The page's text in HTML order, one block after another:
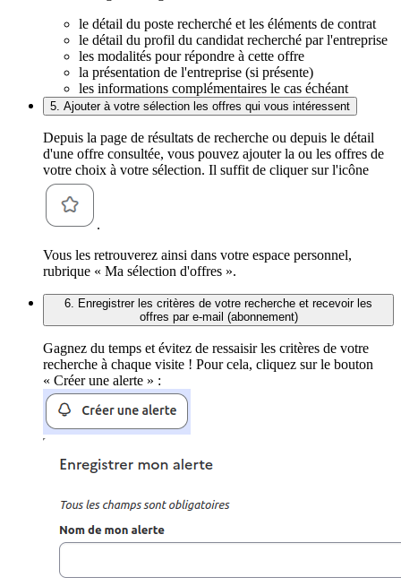
le détail du poste recherché et les éléments de contrat
le détail du profil du candidat recherché par l'entreprise
les modalités pour répondre à cette offre
la présentation de l'entreprise (si présente)
les informations complémentaires le cas échéant
5. Ajouter à votre sélection les offres qui vous intéressent
Depuis la page de résultats de recherche ou depuis le détail
d'une offre consultée, vous pouvez ajouter la ou les offres de
votre choix à votre sélection. Il suffit de cliquer sur l'icône
.
Vous les retrouverez ainsi dans votre espace personnel,
rubrique « Ma sélection d'offres ».
6. Enregistrer les critères de votre recherche et recevoir les
offres par e-mail (abonnement)
Gagnez du temps et évitez de ressaisir les critères de votre
recherche à chaque visite ! Pour cela, cliquez sur le bouton
« Créer une alerte » :